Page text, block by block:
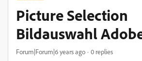
Picture Selection
Bildauswahl
Forum|Forum|6 years ago 0 replies